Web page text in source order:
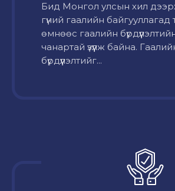
Бид Монгол улсын хил
гүний гаалийн байгууллагад
өмнөөс гаалийн
чанартай үзүүлж байна.
бүрдүүлэлтийг...